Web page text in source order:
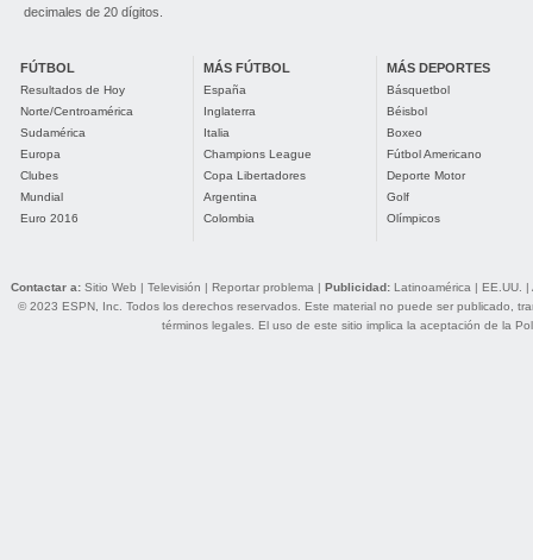
decimales de 20 dígitos.
FÚTBOL
Resultados de Hoy
Norte/Centroamérica
Sudamérica
Europa
Clubes
Mundial
Euro 2016
MÁS FÚTBOL
España
Inglaterra
Italia
Champions League
Copa Libertadores
Argentina
Colombia
MÁS DEPORTES
Básquetbol
Béisbol
Boxeo
Fútbol Americano
Deporte Motor
Golf
Olímpicos
Contactar a: Sitio Web | Televisión | Reportar problema | Publicidad: Latinoamérica | EE.UU. |
© 2023 ESPN, Inc. Todos los derechos reservados. Este material no puede ser publicado,
términos legales. El uso de este sitio implica la aceptación de la